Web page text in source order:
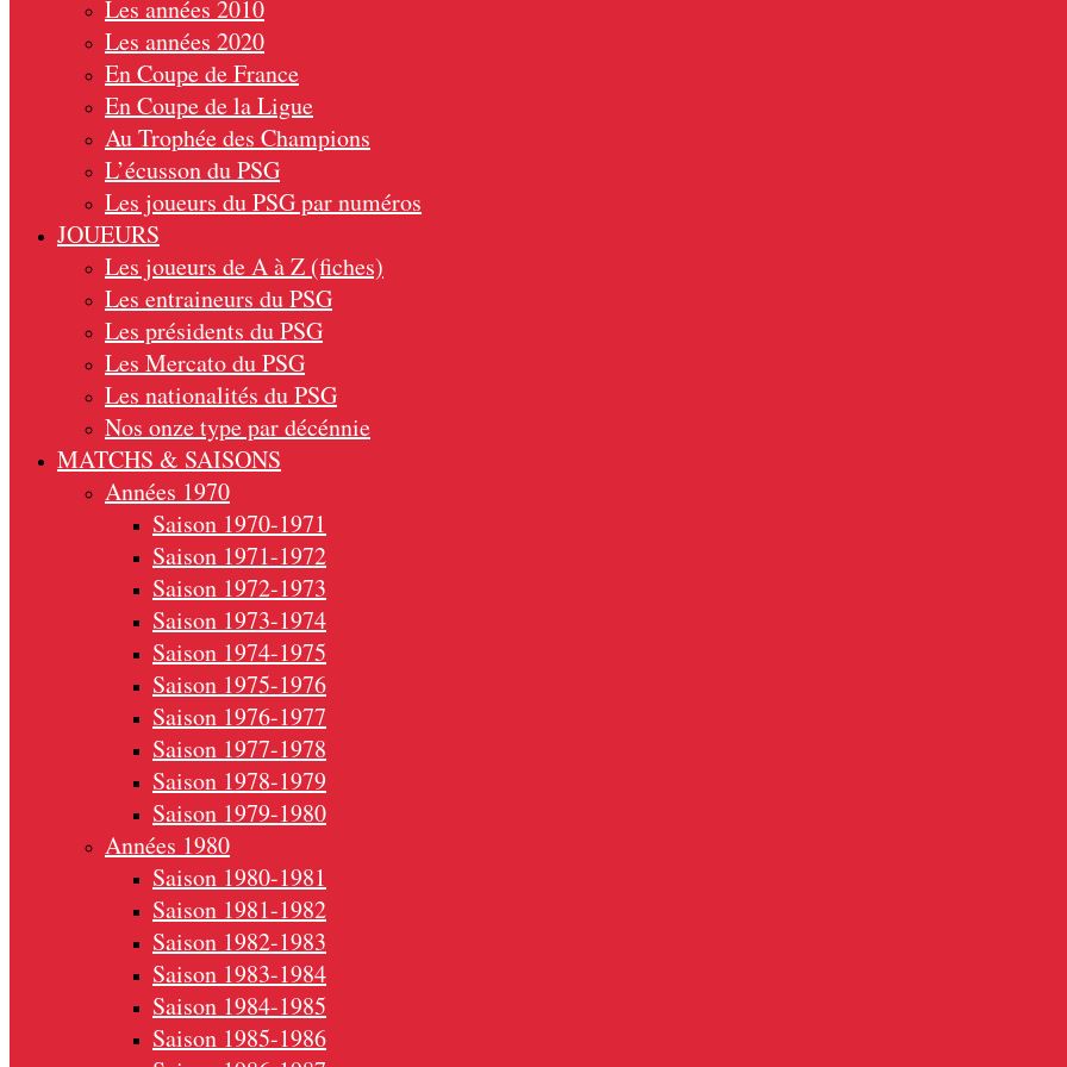
Les années 2010
Les années 2020
En Coupe de France
En Coupe de la Ligue
Au Trophée des Champions
L’écusson du PSG
Les joueurs du PSG par numéros
JOUEURS
Les joueurs de A à Z (fiches)
Les entraineurs du PSG
Les présidents du PSG
Les Mercato du PSG
Les nationalités du PSG
Nos onze type par décénnie
MATCHS & SAISONS
Années 1970
Saison 1970-1971
Saison 1971-1972
Saison 1972-1973
Saison 1973-1974
Saison 1974-1975
Saison 1975-1976
Saison 1976-1977
Saison 1977-1978
Saison 1978-1979
Saison 1979-1980
Années 1980
Saison 1980-1981
Saison 1981-1982
Saison 1982-1983
Saison 1983-1984
Saison 1984-1985
Saison 1985-1986